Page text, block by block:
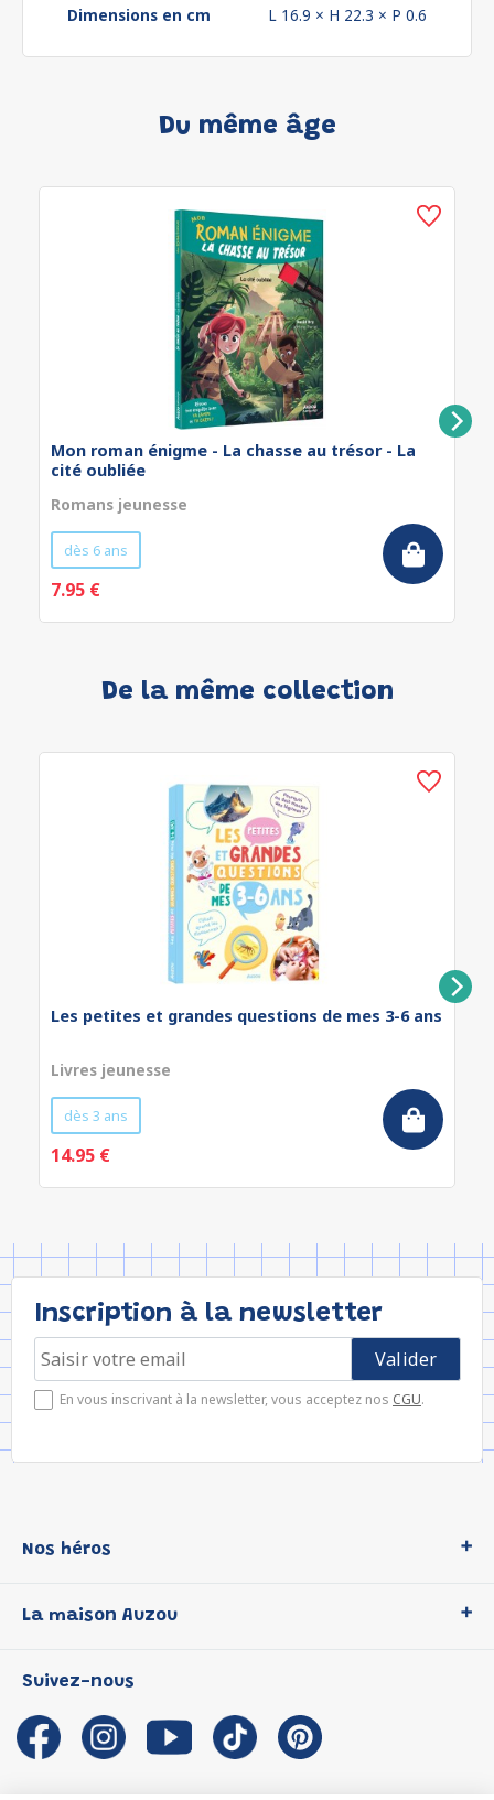
Dimensions en cm
L 16.9 × H 22.3 × P 0.6
Du même âge
Mon roman énigme - La chasse au trésor - La
cité oubliée
Romans jeunesse
dès 6 ans
7.95 €
De la même collection
Les petites et grandes questions de mes 3-6 ans
Livres jeunesse
dès 3 ans
14.95 €
Inscription à la newsletter
En vous inscrivant à la newsletter, vous acceptez nos CGU.
Nos héros
P'tit Loup
Les Influenceuses
Migali
Petite Taupe
La maison Auzou
Notre histoire
Auzou s'engage
Auteurs et illustrateurs Auzou
Suivez-nous